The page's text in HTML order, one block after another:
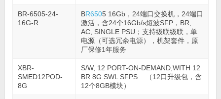
BR-6505-24-
16G-R
BR6505 16Gb，24端口交换机，24端口
激活，含24个16Gb/s短波SFP，BR,
AC, SINGLE PSU；支持级联级联，单
电源（可选冗余电源），机架套件，原
厂保修1年服务
XBR-
SMED12POD-
8G
S/W, 12 PORT-ON-DEMAND,WITH 12
BR 8G SWL SFPS （12口升级包，含
12个8GB模块）